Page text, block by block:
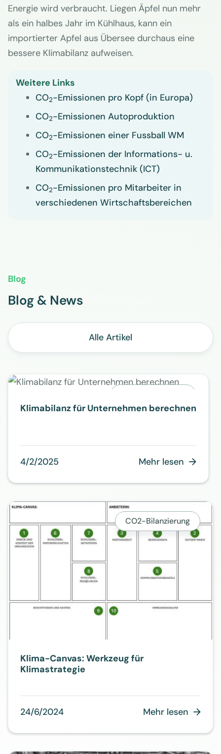
Energie wird verbraucht. Liegen Äpfel nun mehr
als ein halbes Jahr im Kühlhaus, kann ein
importierter Apfel aus Übersee durchaus eine
bessere Klimabilanz aufweisen.
Weitere Links
CO2-Emissionen pro Kopf (in Europa)
CO2-Emissionen Autoproduktion
CO2-Emissionen einer Fussball WM
CO2-Emissionen der Informations- u.
Kommunikationstechnik (ICT)
CO2-Emissionen pro Mitarbeiter in
verschiedenen Wirtschaftsbereichen
Blog
Blog & News
Alle Artikel
Klimabilanz für Unternehmen berechnen
4/2/2025 Mehr lesen 
CO2-Bilanzierung
Klima-Canvas: Werkzeug für
Klimastrategie
24/6/2024 Mehr lesen 